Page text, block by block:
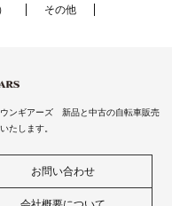
その他
ンギアーズ 新品と中古の自転車販売
たします。
お問い合わせ